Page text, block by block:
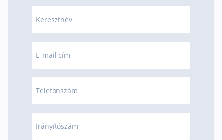
Rólunk
Kapcsolat
Karrier
Keresztnév
E-mail cím
Telefonszám
Irányítószám